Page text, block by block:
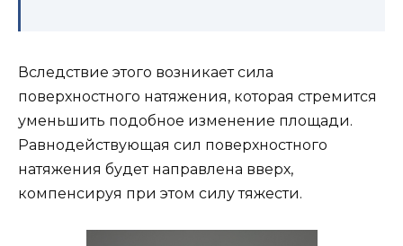
Вследствие этого возникает сила
поверхностного натяжения, которая стремится
уменьшить подобное изменение площади.
Равнодействующая сил поверхностного
натяжения будет направлена вверх,
компенсируя при этом силу тяжести.